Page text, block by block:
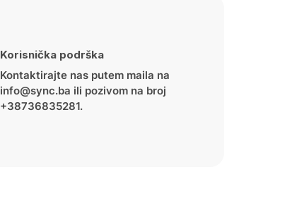
Korisnička podrška
Kontaktirajte nas putem maila na
info@sync.ba ili pozivom na broj
+38736835281.